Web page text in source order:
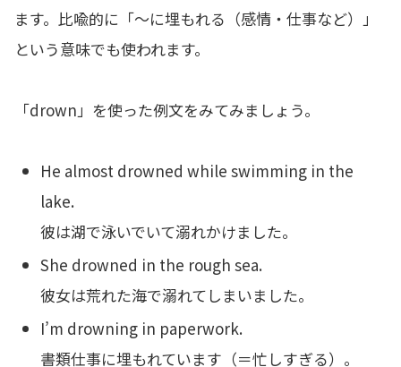
ます。比喩的に「～に埋もれる（感情・仕事など）」
という意味でも使われます。
「drown」を使った例文をみてみましょう。
He almost drowned while swimming in the
lake.
彼は湖で泳いでいて溺れかけました。
She drowned in the rough sea.
彼女は荒れた海で溺れてしまいました。
I’m drowning in paperwork.
書類仕事に埋もれています（＝忙しすぎる）。